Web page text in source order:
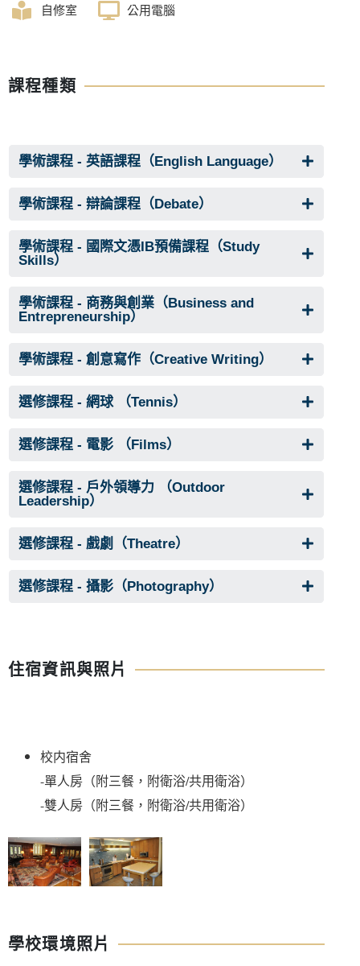
自修室
公用電腦
課程種類
學術課程 - 英語課程（English Language）
學術課程 - 辯論課程（Debate）
學術課程 - 國際文憑IB預備課程（Study
Skills）
學術課程 - 商務與創業（Business and
Entrepreneurship）
學術課程 - 創意寫作（Creative Writing）
選修課程 - 網球 （Tennis）
選修課程 - 電影 （Films）
選修課程 - 戶外領導力 （Outdoor
Leadership）
選修課程 - 戲劇（Theatre）
選修課程 - 攝影（Photography）
住宿資訊與照片
校内宿舍
-單人房（附三餐，附衛浴/共用衛浴）
學校環境照片